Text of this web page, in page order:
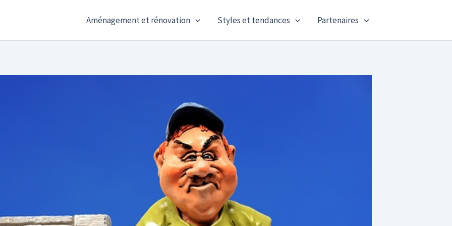
Aménagement et rénovation Styles et tendances Partenaires